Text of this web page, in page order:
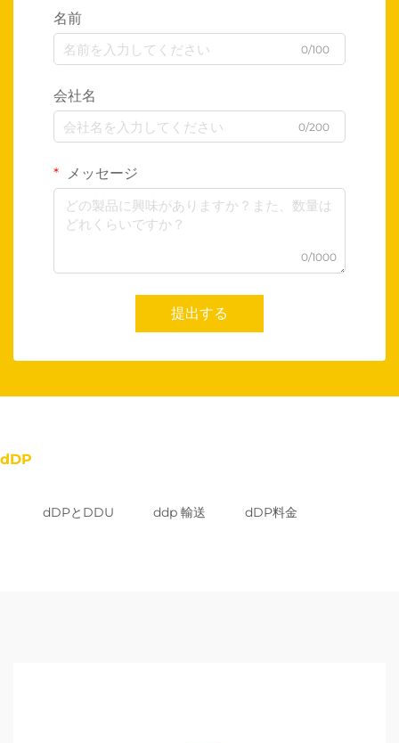
名前
0/100
会社名
0/200
メッセージ
0/1000
提出する
dDP
dDPとDDU ddp 輸送 dDP料金